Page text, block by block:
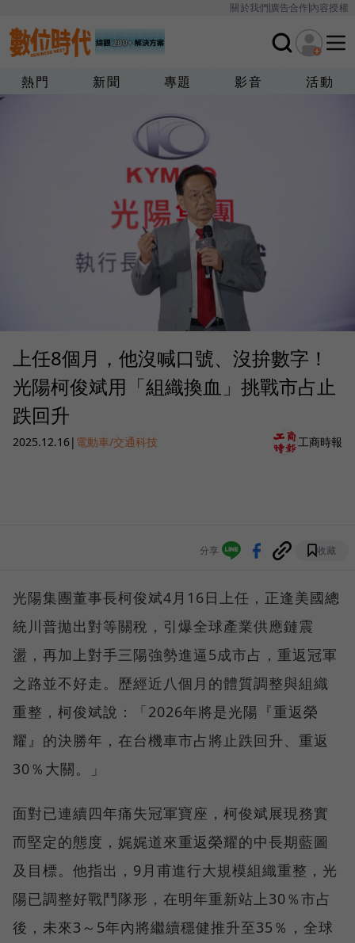
關於我們廣告合作內容授權
熱門 新聞 專題 影音 活動
上任8個月，他沒喊口號、沒拚數字！
光陽柯俊斌用「組織換血」挑戰市占止
跌回升
2025.12.16| 電動車/交通科技 工商時報
分享 收藏
光陽集團董事長柯俊斌4月16日上任，正逢美國總
統川普拋出對等關稅，引爆全球產業供應鏈震
盪，再加上對手三陽強勢進逼5成市占，重返冠軍
之路並不好走。歷經近八個月的體質調整與組織
重整，柯俊斌說：「2026年將是光陽『重返榮
耀』的決勝年，在台機車市占將止跌回升、重返
30％大關。」
面對已連續四年痛失冠軍寶座，柯俊斌展現務實
而堅定的態度，娓娓道來重返榮耀的中長期藍圖
及目標。他指出，9月甫進行大規模組織重整，光
陽已調整好戰鬥隊形，在明年重新站上30％市占
後，未來3～5年內將繼續穩健推升至35％，全球